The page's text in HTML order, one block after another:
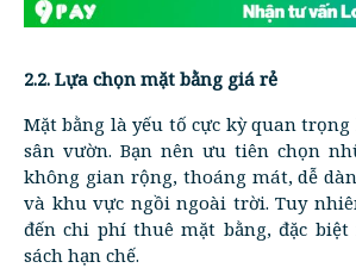
2.2. Lựa chọn mặt bằng giá rẻ
Mặt bằng là yếu tố cực kỳ quan
sân vườn. Bạn nên ưu tiên chọn
không gian rộng, thoáng mát, dễ
và khu vực ngồi ngoài trời. Tuy
đến chi phí thuê mặt bằng, đặc biệt
sách hạn chế.